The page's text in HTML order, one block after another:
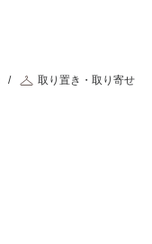
取り置き・取り寄せ